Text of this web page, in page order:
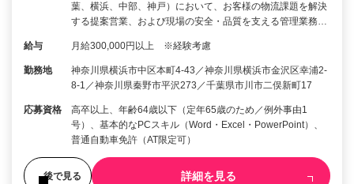
葉、横浜、中部、神戸）において、お客様の物流課題を解決
する提案営業、および現場の安全・品質を支える管理業務…
給与 月給300,000円以上 ※経験考慮
勤務地
神奈川県横浜市中区本町4-43／神奈川県横浜市金沢区幸浦2-
8-1／神奈川県秦野市平沢273／千葉県市川市二俣新町17
応募資格
高卒以上、年齢64歳以下（定年65歳のため／例外事由1
号）、基本的なPCスキル（Word・Excel・PowerPoint）、
普通自動車免許（AT限定可）
後で見る 詳細を見る